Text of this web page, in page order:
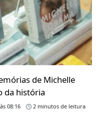
de Michelle
da história
08:16 2 minutos de leitura